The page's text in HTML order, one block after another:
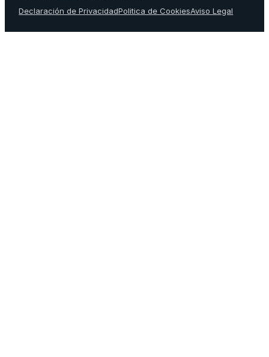
Declaración de PrivacidadPolitica de CookiesAviso Legal